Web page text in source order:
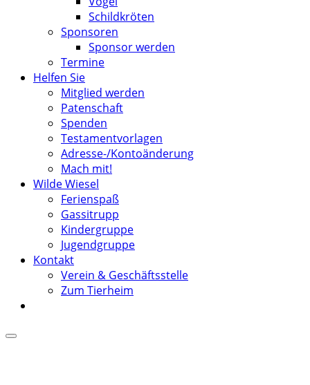
Schildkröten
Sponsoren
Sponsor werden
Termine
Helfen Sie
Mitglied werden
Patenschaft
Spenden
Testamentvorlagen
Adresse-/Kontoänderung
Mach mit!
Wilde Wiesel
Ferienspaß
Gassitrupp
Kindergruppe
Jugendgruppe
Kontakt
Verein & Geschäftsstelle
Zum Tierheim